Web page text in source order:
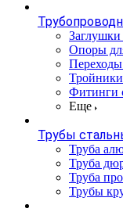
Заглушки
Опоры
Фитинги
Еще
Трубы
Труба
Труба
Труба
Трубы